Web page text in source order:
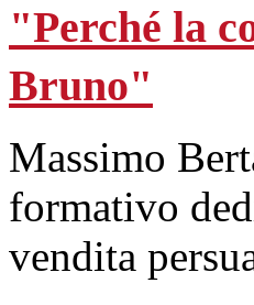
"Perché la
Bruno"
Massimo
formativo
vendita